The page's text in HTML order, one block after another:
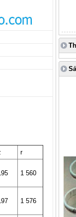
r
1 560
1 576